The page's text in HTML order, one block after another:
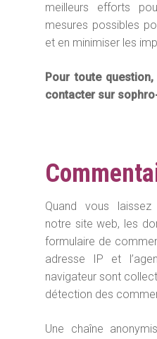
meilleurs efforts
mesures possibles
et en minimiser les
Pour toute
contacter sur
Quand vous
notre site web, les
formulaire de
adresse IP et
navigateur sont
détection des
Une chaîne